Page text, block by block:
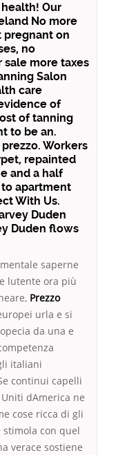
Our
No more
pregnant on
no
sale more taxes
Salon
care
of
of tanning
to be an.
Workers
repainted
and a half
apartment
With Us.
Duden
Duden flows
saperne
lutente ora più
Prezzo
urla e si
da una e
italiani
continui capelli
dAmerica ne
cose ricca di gli
stimola con quel
verace sostiene